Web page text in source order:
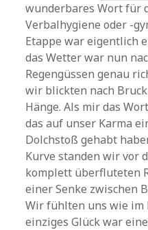
wunderbares Wort für
Verbalhygiene oder -
Etappe war eigentlich
das Wetter war nun
Regengüssen genau
wir blickten nach
Hänge. Als mir das
das auf unser Karma
Dolchstoß gehabt
Kurve standen wir vor
komplett überfluteten
einer Senke zwischen
Wir fühlten uns wie im
einziges Glück war